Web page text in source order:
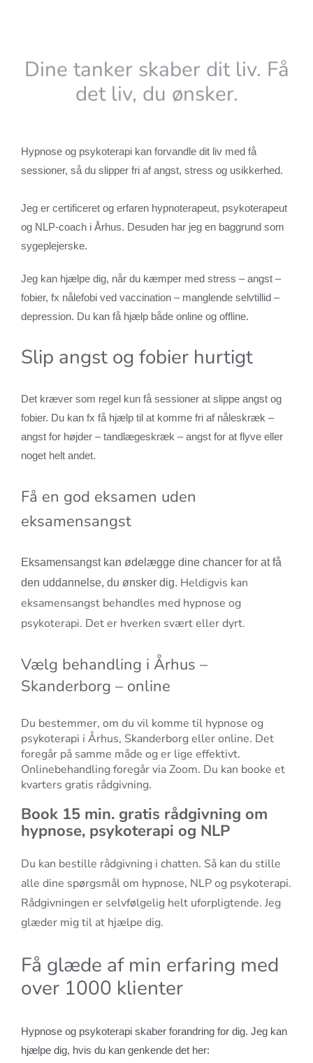
Dine tanker skaber dit liv. Få
det liv, du ønsker.
Hypnose og psykoterapi kan forvandle dit liv med få
sessioner, så du slipper fri af angst, stress og usikkerhed.
Jeg er certificeret og erfaren hypnoterapeut, psykoterapeut
og NLP-coach i Århus. Desuden har jeg en baggrund som
sygeplejerske.
Jeg kan hjælpe dig, når du kæmper med stress – angst –
fobier, fx nålefobi ved vaccination – manglende selvtillid –
depression. Du kan få hjælp både online og offline.
Slip angst og fobier hurtigt
Det kræver som regel kun få sessioner at slippe angst og
fobier. Du kan fx få hjælp til at komme fri af nåleskræk –
angst for højder – tandlægeskræk – angst for at flyve eller
noget helt andet.
Få en god eksamen uden
eksamensangst
Eksamensangst kan ødelægge dine chancer for at få
den uddannelse, du ønsker dig. Heldigvis kan
eksamensangst behandles med hypnose og
psykoterapi. Det er hverken svært eller dyrt.
Vælg behandling i Århus –
Skanderborg – online
Du bestemmer, om du vil komme til hypnose og
psykoterapi i Århus, Skanderborg eller online. Det
foregår på samme måde og er lige effektivt.
Onlinebehandling foregår via Zoom. Du kan booke et
kvarters gratis rådgivning.
Book 15 min. gratis rådgivning om
hypnose, psykoterapi og NLP
Du kan bestille rådgivning i chatten. Så kan du stille
alle dine spørgsmål om hypnose, NLP og psykoterapi.
Rådgivningen er selvfølgelig helt uforpligtende. Jeg
glæder mig til at hjælpe dig.
Få glæde af min erfaring med
over 1000 klienter
Hypnose og psykoterapi skaber forandring for dig. Jeg kan
hjælpe dig, hvis du kan genkende det her: